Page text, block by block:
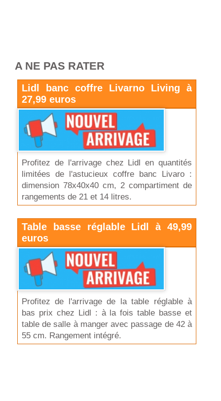
A NE PAS RATER
Lidl banc coffre Livarno Living à
27,99 euros
Profitez de l'arrivage chez Lidl en quantités
limitées de l'astucieux coffre banc Livaro :
dimension 78x40x40 cm, 2 compartiment de
rangements de 21 et 14 litres.
Table basse réglable Lidl à 49,99
euros
Profitez de l'arrivage de la table réglable à
bas prix chez Lidl : à la fois table basse et
table de salle à manger avec passage de 42 à
55 cm. Rangement intégré.